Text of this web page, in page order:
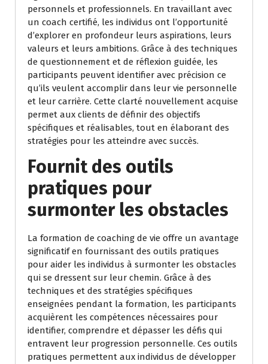
personnels et professionnels. En travaillant avec
un coach certifié, les individus ont l’opportunité
d’explorer en profondeur leurs aspirations, leurs
valeurs et leurs ambitions. Grâce à des techniques
de questionnement et de réflexion guidée, les
participants peuvent identifier avec précision ce
qu’ils veulent accomplir dans leur vie personnelle
et leur carrière. Cette clarté nouvellement acquise
permet aux clients de définir des objectifs
spécifiques et réalisables, tout en élaborant des
stratégies pour les atteindre avec succès.
Fournit des outils
pratiques pour
surmonter les obstacles
La formation de coaching de vie offre un avantage
significatif en fournissant des outils pratiques
pour aider les individus à surmonter les obstacles
qui se dressent sur leur chemin. Grâce à des
techniques et des stratégies spécifiques
enseignées pendant la formation, les participants
acquièrent les compétences nécessaires pour
identifier, comprendre et dépasser les défis qui
entravent leur progression personnelle. Ces outils
pratiques permettent aux individus de développer